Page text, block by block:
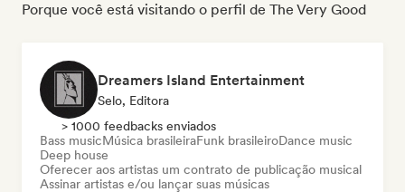
Porque você está visitando o perfil de The Very Good
Dreamers Island Entertainment
Selo, Editora
> 1000 feedbacks enviados
Bass musicMúsica brasileiraFunk brasileiroDance music
Deep house
Oferecer aos artistas um contrato de publicação musical
Assinar artistas e/ou lançar suas músicas